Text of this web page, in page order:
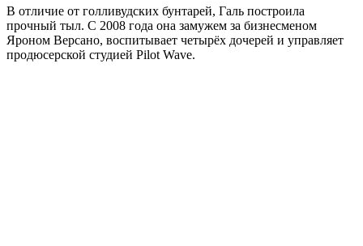
В отличие от голливудских бунтарей, Галь построила
прочный тыл. С 2008 года она замужем за бизнесменом
Яроном Версано, воспитывает четырёх дочерей и управляет
продюсерской студией Pilot Wave.